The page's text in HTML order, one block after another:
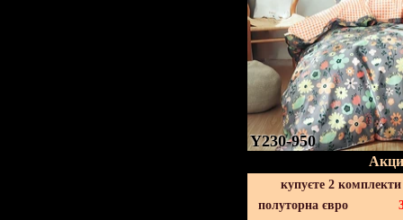
Y230-950
купуєте 2
полуторна євро